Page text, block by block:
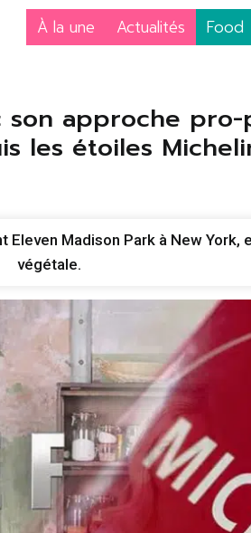
À la une Actualités Food
son approche
les étoiles
Madison Park à New
végétale.